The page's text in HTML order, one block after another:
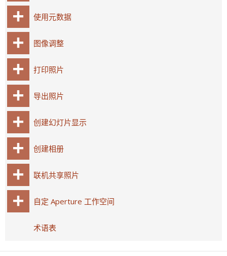
使用元数据
图像调整
打印照片
导出照片
创建幻灯片显示
创建相册
联机共享照片
自定 Aperture 工作空间
术语表